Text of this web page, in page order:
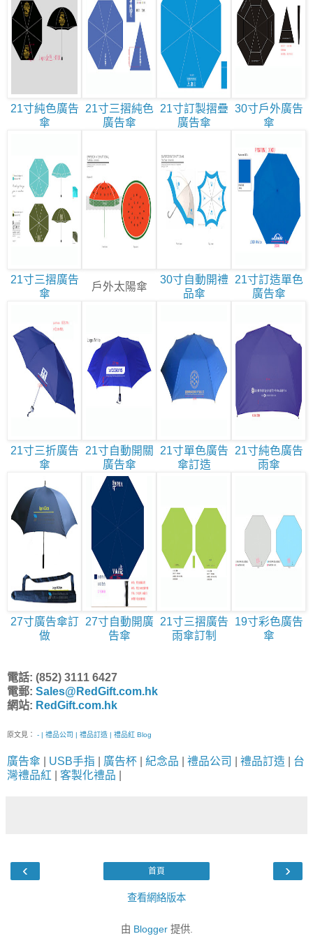
21寸純色廣告
傘
21寸三摺純色
廣告傘
21寸訂製摺疊
廣告傘
30寸戶外廣告
傘
21寸三摺廣告
傘
戶外太陽傘
30寸自動開禮
品傘
21寸訂造單色
廣告傘
21寸三折廣告
傘
21寸自動開關
廣告傘
21寸單色廣告
傘訂造
21寸純色廣告
雨傘
27寸廣告傘訂
做
27寸自動開廣
告傘
21寸三摺廣告
雨傘訂制
19寸彩色廣告
傘
電話: (852) 3111 6427
電郵: Sales@RedGift.com.hk
網站: RedGift.com.hk
原文見： - | 禮品公司 | 禮品訂造 | 禮品紅 Blog
廣告傘 USB手指 廣告杯 紀念品 禮品公司 禮品訂造
台
灣禮品紅
客製化禮品
‹ ›
首頁
查看網絡版本
由 Blogger提供.